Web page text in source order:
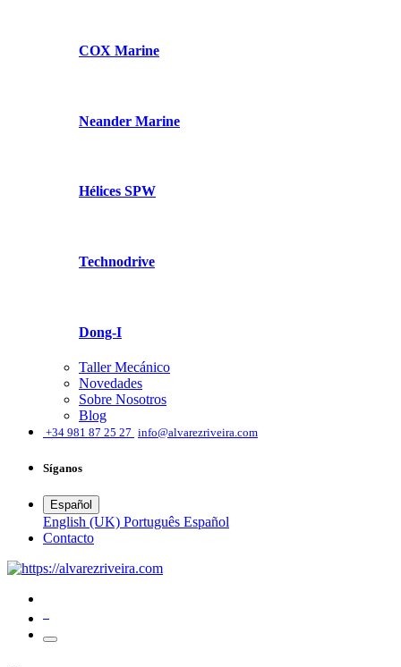
COX Marine
Neander Marine
Hélices SPW
Technodrive
Dong-I
Taller Mecánico
Novedades
Sobre Nosotros
Blog
+34 981 87 25 27 info@alvarezriveira.com
Síganos
Español
English (UK) Português Español
​Contacto